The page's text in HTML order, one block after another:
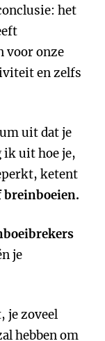
het
voor onze
en zelfs
uit dat je
ik uit hoe je,
ketent
je
je zoveel
hebben om